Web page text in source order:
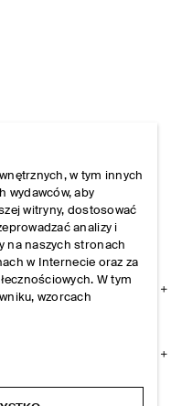
w tym innych
wydawców, aby
witryny, dostosować
analizy i
na naszych stronach
w Internecie oraz za
W tym
wzorcach